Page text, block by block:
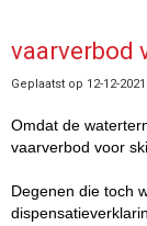
vaarverbod
Geplaatst op 12-12-
Omdat de
vaarverbod voor
Degenen die toch